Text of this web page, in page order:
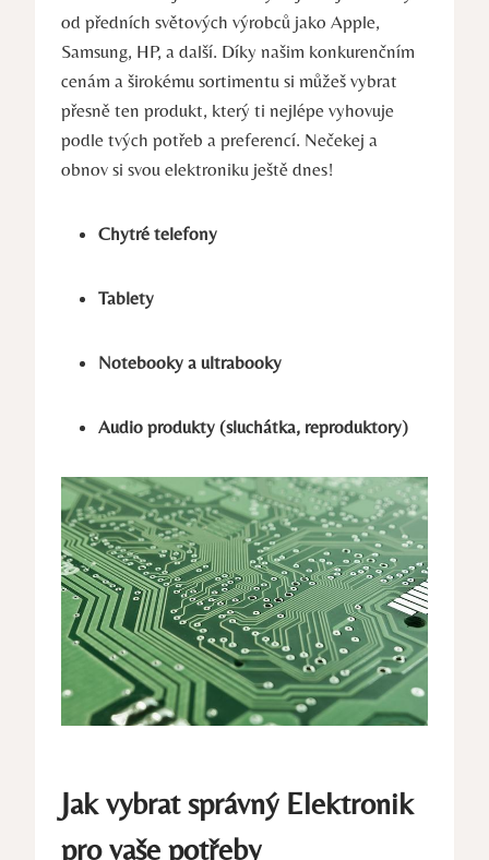
od předních světových výrobců jako Apple,
Samsung, HP, a další. Díky našim konkurenčním
cenám a širokému sortimentu si můžeš vybrat
přesně ten produkt, který ti nejlépe vyhovuje
podle tvých potřeb a preferencí. Nečekej a
obnov si svou elektroniku ještě dnes!
Chytré telefony
Tablety
Notebooky a ultrabooky
Audio produkty (sluchátka, reproduktory)
Jak vybrat správný Elektronik
pro vaše potřeby